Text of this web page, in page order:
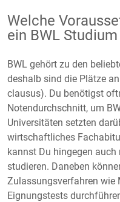
Welche
ein BWL
BWL gehört zu den
deshalb sind die Plätze
clausus). Du benötigst
Notendurchschnitt, um
Universitäten setzten
wirtschaftliches
kannst Du hingegen
studieren. Daneben
Zulassungsverfahren wie
Eignungstests